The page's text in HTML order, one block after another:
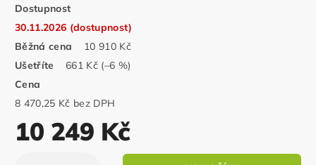
Dostupnost
30.11.2026 (dostupnost)
Běžná cena
10 910 Kč
Ušetříte
661 Kč (–6 %)
Cena
8 470,25 Kč bez DPH
10 249 Kč